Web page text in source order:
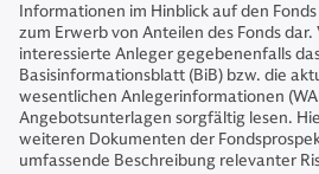
Informationen im Hinblick auf den
zum Erwerb von Anteilen des Fonds
interessierte Anleger gegebenenfalls
Basisinformationsblatt (BiB) bzw. die
wesentlichen Anlegerinformationen
Angebotsunterlagen sorgfältig lesen.
weiteren Dokumenten der
umfassende Beschreibung relevanter